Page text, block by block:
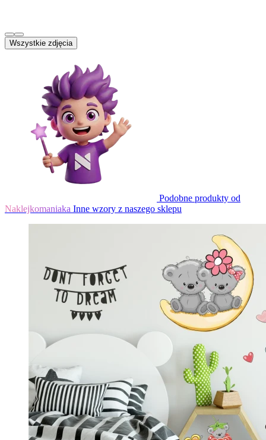
Wszystkie zdjęcia
Podobne produkty od
Naklejkomaniaka Inne wzory z naszego sklepu